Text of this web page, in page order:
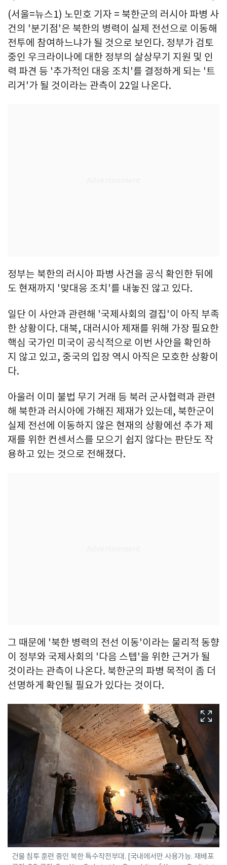
(서울=뉴스1) 노민호 기자 = 북한군의 러시아 파병 사
건의 '분기점'은 북한의 병력이 실제 전선으로 이동해
전투에 참여하느냐가 될 것으로 보인다. 정부가 검토
중인 우크라이나에 대한 정부의 살상무기 지원 및 인
력 파견 등 '추가적인 대응 조치'를 결정하게 되는 '트
리거'가 될 것이라는 관측이 22일 나온다.
정부는 북한의 러시아 파병 사건을 공식 확인한 뒤에
도 현재까지 '맞대응 조치'를 내놓진 않고 있다.
일단 이 사안과 관련해 '국제사회의 결집'이 아직 부족
한 상황이다. 대북, 대러시아 제재를 위해 가장 필요한
핵심 국가인 미국이 공식적으로 이번 사안을 확인하
지 않고 있고, 중국의 입장 역시 아직은 모호한 상황이
다.
아울러 이미 불법 무기 거래 등 북러 군사협력과 관련
해 북한과 러시아에 가해진 제재가 있는데, 북한군이
실제 전선에 이동하지 않은 현재의 상황에선 추가 제
재를 위한 컨센서스를 모으기 쉽지 않다는 판단도 작
용하고 있는 것으로 전해졌다.
그 때문에 '북한 병력의 전선 이동'이라는 물리적 동향
이 정부와 국제사회의 '다음 스텝'을 위한 근거가 될
것이라는 관측이 나온다. 북한군의 파병 목적이 좀 더
선명하게 확인될 필요가 있다는 것이다.
건물 침투 훈련 중인 북한 특수작전부대. [국내에서만 사용가능. 재배포